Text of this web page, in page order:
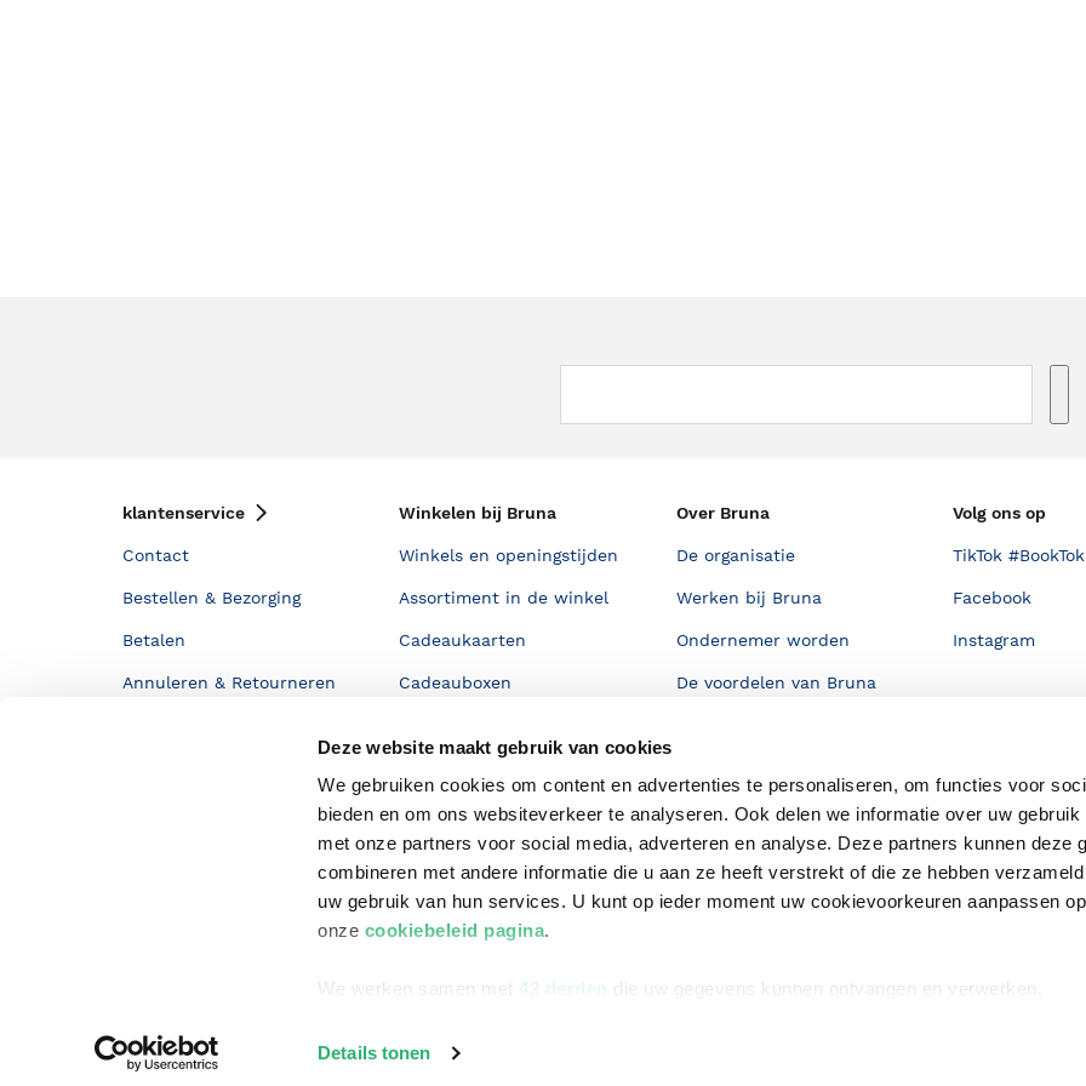
Deze website maakt gebruik van cookies
We gebruiken cookies om content en advertenties te personaliseren, om functies voor
bieden en om ons websiteverkeer te analyseren. Ook delen we informatie over uw
met onze partners voor social media, adverteren en analyse. Deze partners kunnen deze
combineren met andere informatie die u aan ze heeft verstrekt of die ze hebben
uw gebruik van hun services. U kunt op ieder moment uw cookievoorkeuren aanpassen op
onze cookiebeleid pagina.
We werken samen met 42 derden die uw gegevens kunnen ontvangen en verwerken.
Details tonen
klantenservice
Contact
Bestellen & Bezorging
Betalen
Annuleren & Retourneren
Winkelen bij Bruna
Winkels en openingstijden
Assortiment in de winkel
Cadeaukaarten
Cadeauboxen
Over Bruna
De organisatie
Werken bij Bruna
Ondernemer worden
De voordelen van Bruna
Blog
Discriminerende boeken
Volg ons op
TikTok #BookTok
Facebook
Instagram